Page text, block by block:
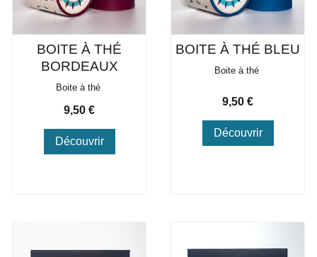
BOITE À THÉ
BORDEAUX
Boite à thé
Prix
9,50 €
Découvrir
BOITE À THÉ BLEU
Boite à thé
Prix
9,50 €
Découvrir